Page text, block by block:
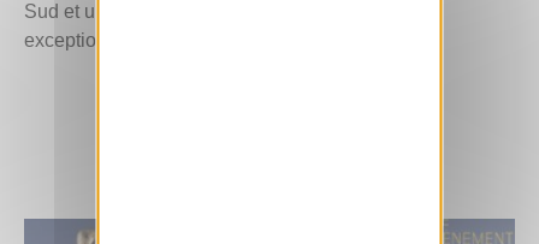
Sud et une nécropole de l’Âge du bronze
exceptionnellement intacte.